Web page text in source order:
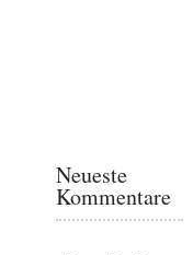
Neueste
Kommentare